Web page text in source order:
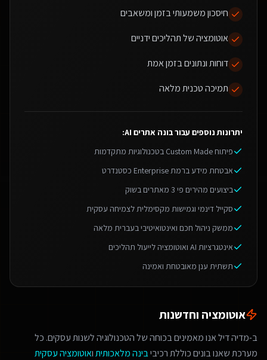
חיסכון משמעותי בזמן ומשאבים
אוטומציה של תהליכים ידניים
דוחות ונתונים בזמן אמת
תמיכה טכנית מלאה
יתרונות נוספים עבורבונה אתרים AI
:
פיתוח Custom Made בטכנולוגיות מתקדמות
אבטחת מידע ברמת Enterprise כסטנדרט
ביצועים מהירים פי 3 מאתרים בשוק
סקייל דינמי וגמישות מקסימלית לצמיחה עסקית
ממשק ניהול חכם ואינטואיטיבי בעברית מלאה
אינטגרציות AI ואוטומציה לייעול תהליכים
תשתית ענן מאובטחת ואמינה
אוטומציה וחדשנות
ב-מדיה דיל אנו מאמינים בכוחה של הטכנולוגיה לשנות עסקים. כל
מערכת שאנו בונים כוללת רכיביבינה מלאכותיתואוטומציה עסקית